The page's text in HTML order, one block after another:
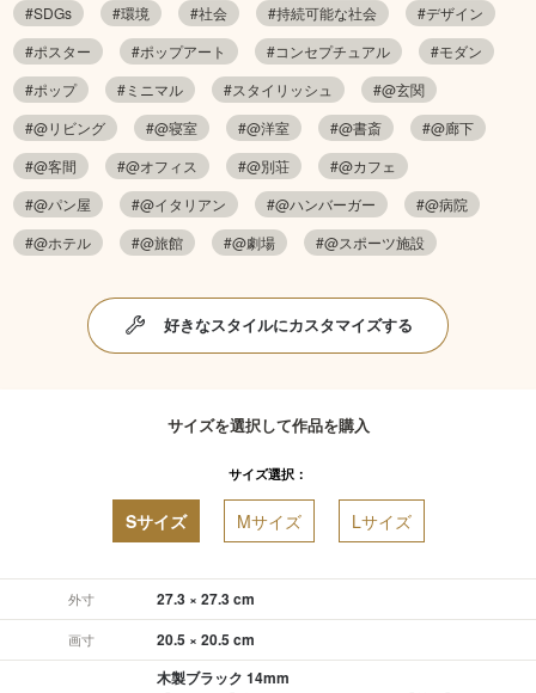
#SDGs #環境 #社会 #持続可能な社会
#デザイン
#ポスター
#ポップアート #コンセプチュアル
#モダン
#ポップ
#ミニマル #スタイリッシュ
#@玄関
#@リビング
#@寝室 #@洋室 #@書斎
#@廊下
#@客間
#@オフィス #@別荘
#@カフェ
#@パン屋
#@イタリアン #@ハンバーガー
#@病院
#@ホテル
#@旅館 #@劇場 #@スポーツ施設
好きなスタイルにカスタマイズする
サイズを選択して作品を購入
サイズ選択：
Sサイズ Mサイズ Lサイズ
外寸 27.3 × 27.3 cm
画寸 20.5 × 20.5 cm
木製ブラック 14mm